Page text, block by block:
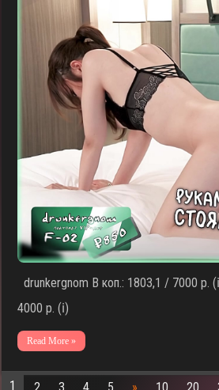
drunkergnom В коп.: 1803,1 / 7000 р.
4000 р. (ℹ️)
Read More »
1